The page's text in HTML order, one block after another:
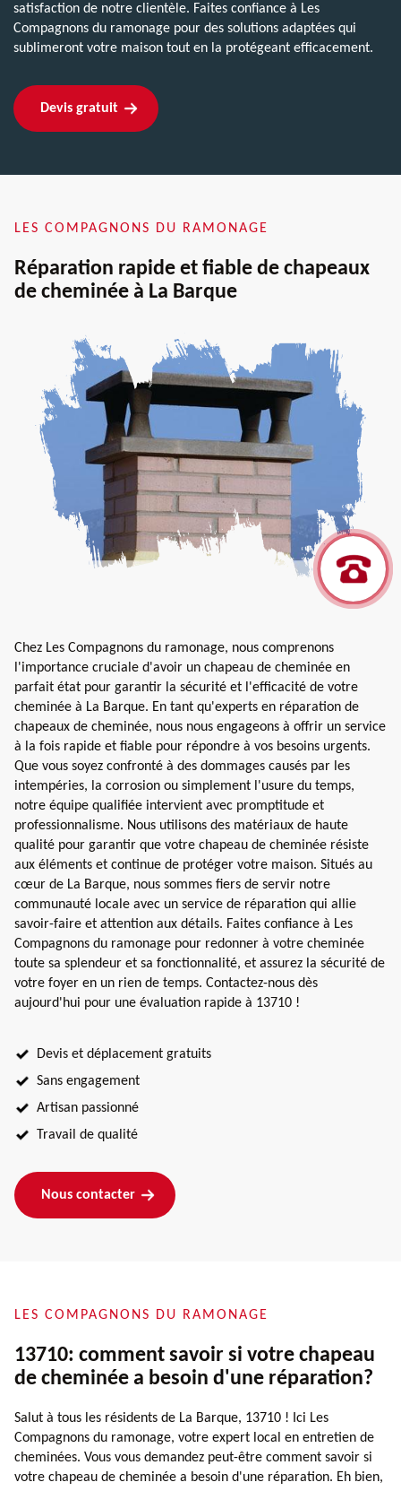
satisfaction de notre clientèle. Faites confiance à Les
Compagnons du ramonage pour des solutions adaptées qui
sublimeront votre maison tout en la protégeant efficacement.
Devis gratuit
LES COMPAGNONS DU RAMONAGE
Réparation rapide et fiable de chapeaux
de cheminée à La Barque
Chez Les Compagnons du ramonage, nous comprenons
l'importance cruciale d'avoir un chapeau de cheminée en
parfait état pour garantir la sécurité et l'efficacité de votre
cheminée à La Barque. En tant qu'experts en réparation de
chapeaux de cheminée, nous nous engageons à offrir un service
à la fois rapide et fiable pour répondre à vos besoins urgents.
Que vous soyez confronté à des dommages causés par les
intempéries, la corrosion ou simplement l'usure du temps,
notre équipe qualifiée intervient avec promptitude et
professionnalisme. Nous utilisons des matériaux de haute
qualité pour garantir que votre chapeau de cheminée résiste
aux éléments et continue de protéger votre maison. Situés au
cœur de La Barque, nous sommes fiers de servir notre
communauté locale avec un service de réparation qui allie
savoir-faire et attention aux détails. Faites confiance à Les
Compagnons du ramonage pour redonner à votre cheminée
toute sa splendeur et sa fonctionnalité, et assurez la sécurité de
votre foyer en un rien de temps. Contactez-nous dès
aujourd'hui pour une évaluation rapide à 13710 !
Devis et déplacement gratuits
Sans engagement
Artisan passionné
Travail de qualité
Nous contacter
LES COMPAGNONS DU RAMONAGE
13710: comment savoir si votre chapeau
de cheminée a besoin d'une réparation?
Salut à tous les résidents de La Barque, 13710 ! Ici Les
Compagnons du ramonage, votre expert local en entretien de
cheminées. Vous vous demandez peut-être comment savoir si
votre chapeau de cheminée a besoin d'une réparation. Eh bien,